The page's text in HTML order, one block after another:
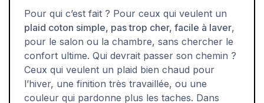
Pour qui c’est fait ? Pour ceux qui veulent un
plaid coton simple, pas trop cher, facile à laver,
pour le salon ou la chambre, sans chercher le
confort ultime. Qui devrait passer son chemin ?
Ceux qui veulent un plaid bien chaud pour
l’hiver, une finition très travaillée, ou une
couleur qui pardonne plus les taches. Dans